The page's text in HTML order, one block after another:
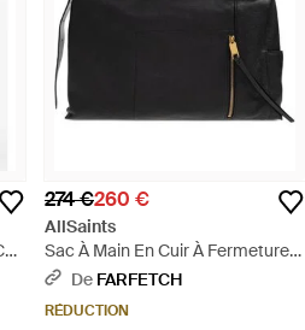
274 €260 €
AllSaints
Sac À Main En Cuir À Fermeture
Zippée - Noir
De FARFETCH
RÉDUCTION